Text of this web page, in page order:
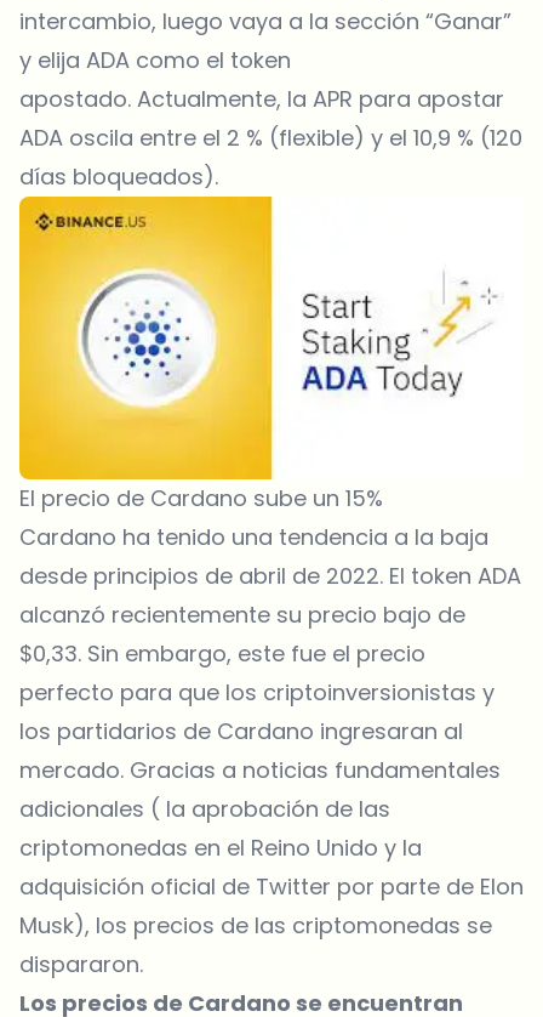
intercambio, luego vaya a la sección “Ganar”
y elija ADA como el token
apostado. Actualmente, la APR para apostar
ADA oscila entre el 2 % (flexible) y el 10,9 % (120
días bloqueados).
El precio de Cardano sube un 15%
Cardano ha tenido una tendencia a la baja
desde principios de abril de 2022. El token ADA
alcanzó recientemente su precio bajo de
$0,33. Sin embargo, este fue el precio
perfecto para que los criptoinversionistas y
los partidarios de Cardano ingresaran al
mercado. Gracias a noticias fundamentales
adicionales ( la aprobación de las
criptomonedas en el Reino Unido y la
adquisición oficial de Twitter por parte de Elon
Musk), los precios de las criptomonedas se
dispararon.
Los precios de Cardano se encuentran